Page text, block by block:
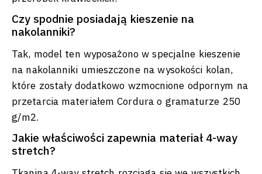
Czy spodnie posiadają kieszenie na
nakolanniki?
Tak, model ten wyposażono w specjalne kieszenie
na nakolanniki umieszczone na wysokości kolan,
które zostały dodatkowo wzmocnione odpornym na
przetarcia materiałem Cordura o gramaturze 250
g/m2.
Jakie właściwości zapewnia materiał 4-way
stretch?